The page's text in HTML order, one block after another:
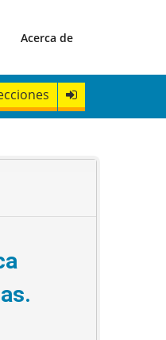
Acerca de